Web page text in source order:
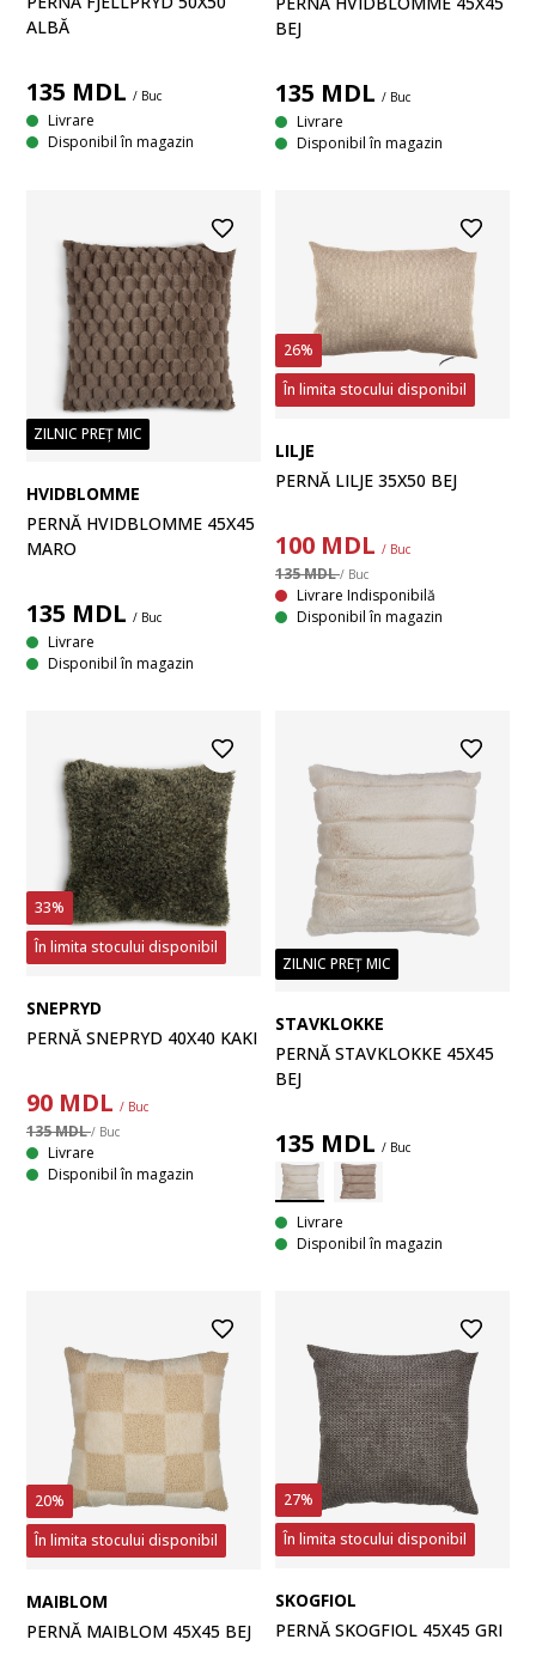
ALBĂ
135 MDL / Buc
Livrare
Disponibil în magazin
BEJ
135 MDL / Buc
Livrare
Disponibil în magazin
ZILNIC PREȚ MIC
HVIDBLOMME
PERNĂ HVIDBLOMME 45X45
MARO
135 MDL / Buc
Livrare
Disponibil în magazin
26%
În limita stocului disponibil
LILJE
PERNĂ LILJE 35X50 BEJ
100 MDL / Buc
135 MDL/ Buc
Livrare Indisponibilă
Disponibil în magazin
33%
În limita stocului disponibil
SNEPRYD
PERNĂ SNEPRYD 40X40 KAKI
90 MDL / Buc
135 MDL/ Buc
Livrare
Disponibil în magazin
ZILNIC PREȚ MIC
STAVKLOKKE
PERNĂ STAVKLOKKE 45X45
BEJ
135 MDL / Buc
Livrare
Disponibil în magazin
20%
În limita stocului disponibil
MAIBLOM
PERNĂ MAIBLOM 45X45 BEJ
27%
În limita stocului disponibil
SKOGFIOL
PERNĂ SKOGFIOL 45X45 GRI